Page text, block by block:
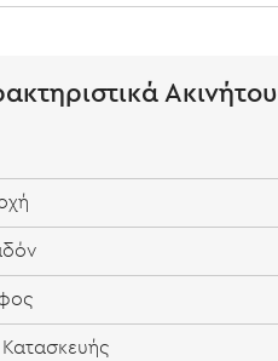
Ακινήτου
Κατασκευής